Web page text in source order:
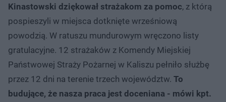
Kinastowski dziękował strażakom za pomoc, z którą
pospieszyli w miejsca dotknięte wrześniową
powodzią. W ratuszu mundurowym wręczono listy
gratulacyjne. 12 strażaków z Komendy Miejskiej
Państwowej Straży Pożarnej w Kaliszu pełniło służbę
przez 12 dni na terenie trzech województw. To
budujące, że nasza praca jest doceniana - mówi kpt.